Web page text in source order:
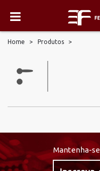
Home > Produtos >
Mantenha-